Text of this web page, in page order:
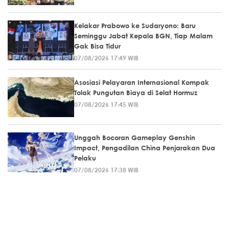
Kelakar Prabowo ke Sudaryono: Baru
Seminggu Jabat Kepala BGN, Tiap Malam
Gak Bisa Tidur
07/08/2026 17:49 WIB
Asosiasi Pelayaran Internasional Kompak
Tolak Pungutan Biaya di Selat Hormuz
07/08/2026 17:45 WIB
Unggah Bocoran Gameplay Genshin
Impact, Pengadilan China Penjarakan Dua
Pelaku
07/08/2026 17:38 WIB